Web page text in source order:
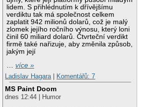
lidem. S přihlédnutím k dřívějšímu
verdiktu tak má společnost celkem
zaplatit 942 milionů dolarů, což je malý
zlomek jejího ročního výnosu, který loni
činil 60 miliard dolarů. Čtvrteční verdikt
firmě také nařizuje, aby změnila způsob,
jakým její
…více »
Ladislav Hagara
Komentářů: 7
MS Paint Doom
dnes 12:44 | Humor